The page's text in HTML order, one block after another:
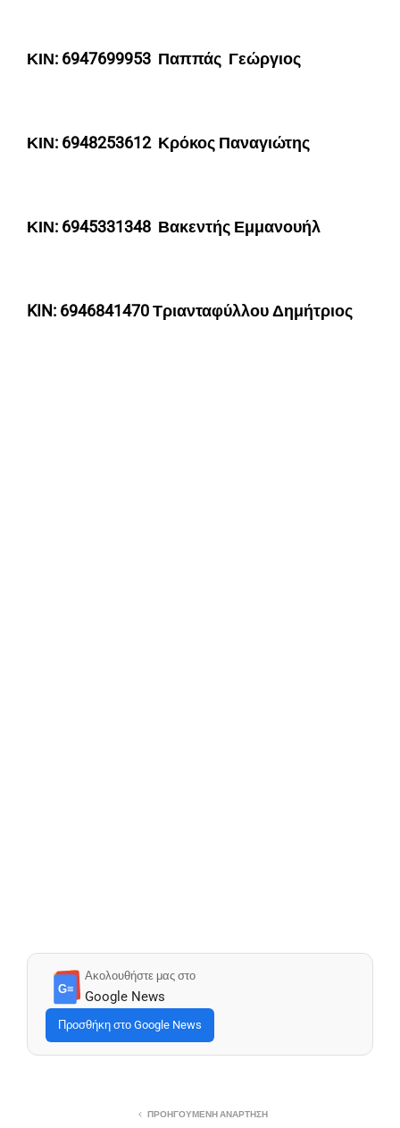
ΚΙΝ: 6947699953 Παππάς Γεώργιος
ΚΙΝ: 6948253612 Κρόκος Παναγιώτης
ΚΙΝ: 6945331348 Βακεντής Εμμανουήλ
KIN: 6946841470 Τριανταφύλλου Δημήτριος
G≡
Ακολουθήστε μας στο
Google News
Προσθήκη στο Google News
ΠΡΟΗΓΟΎΜΕΝΗ ΑΝΆΡΤΗΣΗ